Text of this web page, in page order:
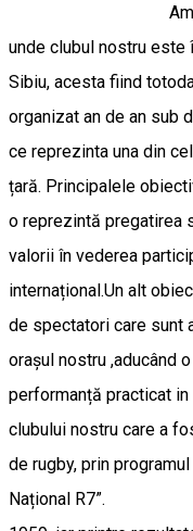
Amintim de
unde clubul nostru
Sibiu, acesta fiind
organizat an de an sub
ce reprezinta una din
țară. Principalele
o reprezintă pregatirea
valorii în vederea
internațional.Un alt
de spectatori care sunt
orașul nostru ,aducând
performanță
clubului nostru care a
de rugby, prin
Național R7”.